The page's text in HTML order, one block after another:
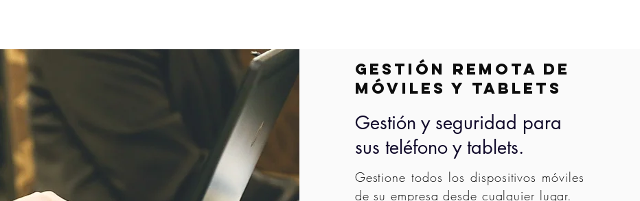
Gestión remota de
móviles y tablets
Gestión y seguridad para
sus teléfono y tablets.
Gestione todos los dispositivos móviles
de su empresa desde cualquier lugar.